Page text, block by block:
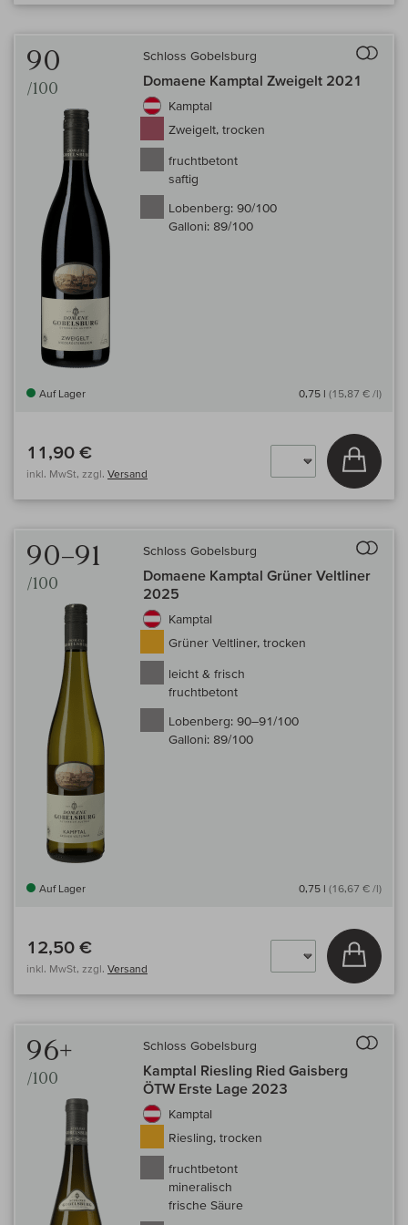
90
/100
Schloss Gobelsburg
Domaene Kamptal Zweigelt 2021
Kamptal
Zweigelt, trocken
fruchtbetont
saftig
Lobenberg: 90/100
Galloni: 89/100
Auf Lager 0,75 l (15,87 € /l)
11,90 €
inkl. MwSt, zzgl. Versand
In
90–91
/100
Schloss Gobelsburg
Domaene Kamptal Grüner Veltliner
2025
Kamptal
Grüner Veltliner, trocken
leicht & frisch
fruchtbetont
Lobenberg: 90–91/100
Galloni: 89/100
Auf Lager 0,75 l (16,67 € /l)
12,50 €
inkl. MwSt, zzgl. Versand
In
96+
/100
Schloss Gobelsburg
Kamptal Riesling Ried Gaisberg
ÖTW Erste Lage 2023
Kamptal
Riesling, trocken
fruchtbetont
mineralisch
frische Säure